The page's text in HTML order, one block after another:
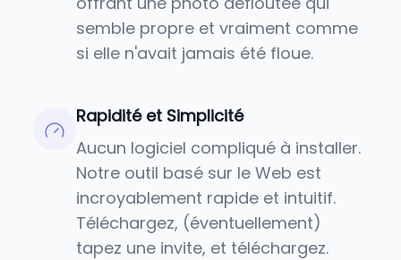
semble propre et vraiment comme
si elle n'avait jamais été floue.
Rapidité et Simplicité
Aucun logiciel compliqué à installer.
Notre outil basé sur le Web est
incroyablement rapide et intuitif.
Téléchargez, (éventuellement)
tapez une invite, et téléchargez.